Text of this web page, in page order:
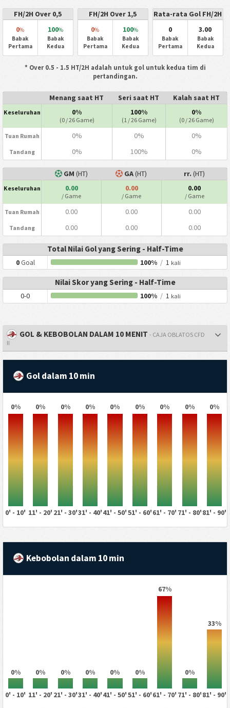
FH/2H Over 0,5
0%
Babak
Pertama
100%
Babak
Kedua
FH/2H Over 1,5
0%
Babak
Pertama
100%
Babak
Kedua
Rata-rata Gol FH/2H
0
Babak
Pertama
3.00
Babak
Kedua
* Over 0.5 - 1.5 HT/2H adalah untuk gol untuk kedua tim di
pertandingan.
Menang saat HT Seri saat HT Kalah saat HT
Keseluruhan 0%
(0 / 26 Game)
100%
(1 / 26 Game)
0%
(0 / 26 Game)
Tuan Rumah 0% 0% 0%
Tandang 0% 100% 0%
GM (HT) GA(HT) rr. (HT)
Keseluruhan 0.00
/ Game
0.00
/ Game
0.00
/ Game
Tuan Rumah 0.00 0.00 0.00
Tandang 0.00 0.00 0.00
Total Nilai Gol yang Sering - Half-Time
0Goal 100% / 1 kali
Nilai Skor yang Sering - Half-Time
0-0 100% / 1 kali
GOL & KEBOBOLAN DALAM 10 MENIT - CAJA OBLATOS CFD
II
Gol dalam 10 min
0% 0% 0% 0% 0% 0% 0% 0% 0%
0' - 10' 11' - 20' 21' - 30'31' - 40'41' - 50'51' - 60'61' - 70' 71' - 80'81' - 90'
Kebobolan dalam 10 min
0% 0% 0% 0% 0% 0%
67%
0%
33%
0' - 10' 11' - 20' 21' - 30'31' - 40'41' - 50'51' - 60'61' - 70' 71' - 80'81' - 90'